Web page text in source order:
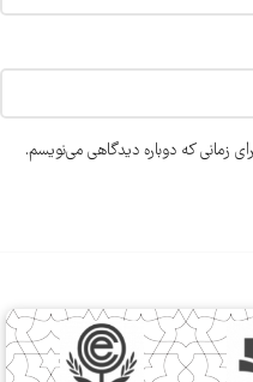
زمانی که دوباره دیدگاهی می‌نویسم.